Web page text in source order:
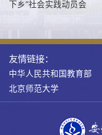
下乡”社会实践动员会
友情链接：
中华人民共和国教育部
北京师范大学